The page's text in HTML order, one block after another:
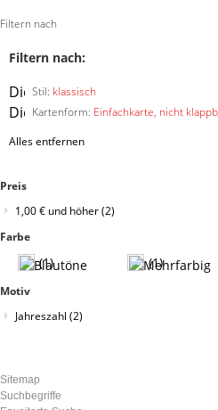
Filtern nach
Filtern nach:
Stil: klassisch
Diesen
Artikel
entfernen
Kartenform: Einfachkarte, nicht
Diesen
entfernen
Alles entfernen
Preis
1,00 € und höher(2)
Farbe
(1) (1)
Motiv
Jahreszahl (2)
Sitemap
Suchbegriffe